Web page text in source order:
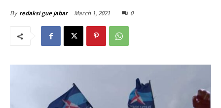
By redaksi gue jabar March 1, 2021 0